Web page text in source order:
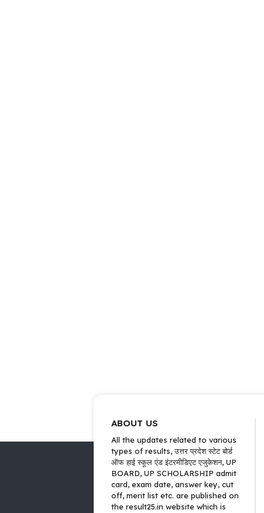
ABOUT US
All the updates related to various
types of results, उत्तर प्रदेश स्टेट बोर्ड
ऑफ हाई स्कूल एंड इंटरमीडिएट एजुकेशन, UP
BOARD, UP SCHOLARSHIP admit
card, exam date, answer key, cut
off, merit list etc. are published on
the result25.in website which is